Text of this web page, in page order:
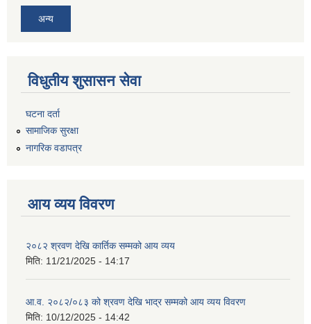
अन्य
विधुतीय शुसासन सेवा
घटना दर्ता
सामाजिक सुरक्षा
नागरिक वडापत्र
आय व्यय विवरण
२०८२ श्रवण देखि कार्तिक सम्मको आय व्यय
मिति: 11/21/2025 - 14:17
आ.व. २०८२/०८३ को श्रवण देखि भाद्र सम्मको आय व्यय विवरण
मिति: 10/12/2025 - 14:42